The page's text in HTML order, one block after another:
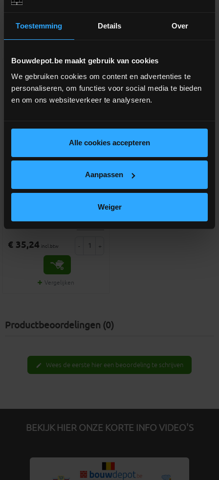
Toestemming Details Over
Bouwdepot.be maakt gebruik van cookies
We gebruiken cookies om content en advertenties te
personaliseren, om functies voor social media te bieden
en om ons websiteverkeer te analyseren.
Alle cookies accepteren
Aanpassen
Weiger
Aanverwante producten
G
R
A
T
I
S
V
E
R
Z
E
N
D
I
N
G
Steenboor voor Isolfix sds
€ 35,24 incl.btw - +
Vergelijken
Productbeoordelingen (0)
edit Wees de eerste hier een beoordeling te schrijven
BEKIJK HIER ONZE KORTE INFO VIDEO'S